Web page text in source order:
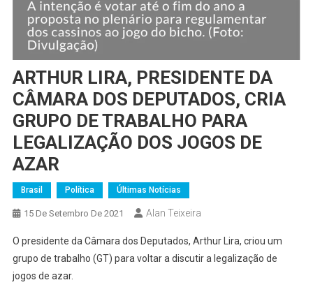
ARTHUR LIRA, PRESIDENTE DA
CÂMARA DOS DEPUTADOS, CRIA
GRUPO DE TRABALHO PARA
LEGALIZAÇÃO DOS JOGOS DE
AZAR
Brasil Política Últimas Notícias
15 De Setembro De 2021 Alan Teixeira
O presidente da Câmara dos Deputados, Arthur Lira, criou um
grupo de trabalho (GT) para voltar a discutir a legalização de
jogos de azar.